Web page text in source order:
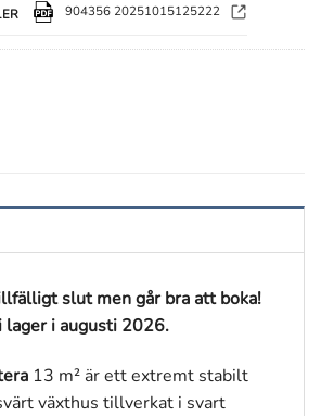
904356 20251015125222
slut men går bra att boka!
lager i augusti 2026.
13 m² är ett extremt stabilt
växthus tillverkat i svart